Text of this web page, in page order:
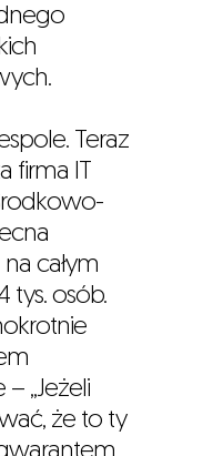
Teraz
firma IT
całym
tys. osób.
„Jeżeli
że to ty